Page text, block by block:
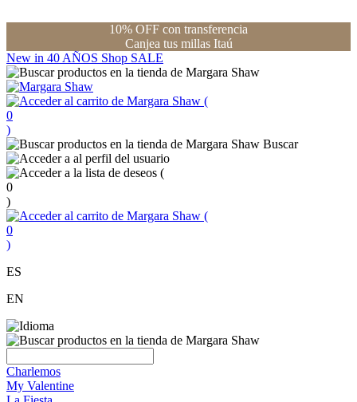
10% OFF con transferencia
Canjea tus millas Itaú
New in 40 AÑOS Shop SALE
(
0
)
Buscar
(
0
)
(
0
)
ES
EN
Charlemos
My Valentine